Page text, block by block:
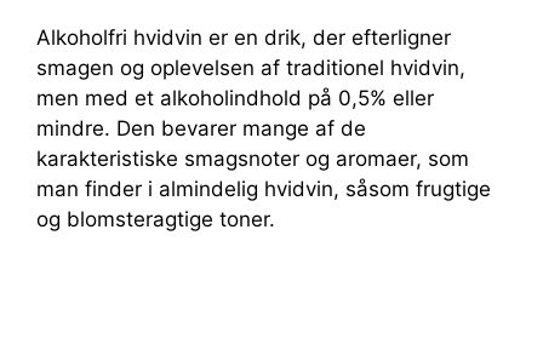
Alkoholfri hvidvin er en drik, der efterligner
smagen og oplevelsen af traditionel hvidvin,
men med et alkoholindhold på 0,5% eller
mindre. Den bevarer mange af de
karakteristiske smagsnoter og aromaer, som
man finder i almindelig hvidvin, såsom frugtige
og blomsteragtige toner.